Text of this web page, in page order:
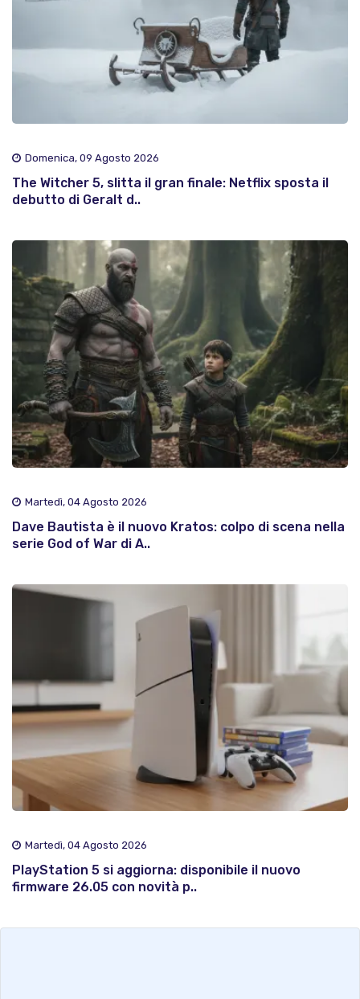
Domenica, 09 Agosto 2026
The Witcher 5, slitta il gran finale: Netflix sposta il
debutto di Geralt d..
Martedì, 04 Agosto 2026
Dave Bautista è il nuovo Kratos: colpo di scena nella
serie God of War di A..
Martedì, 04 Agosto 2026
PlayStation 5 si aggiorna: disponibile il nuovo
firmware 26.05 con novità p..